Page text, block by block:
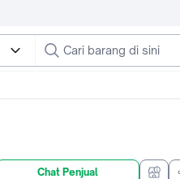
Chat Penjual